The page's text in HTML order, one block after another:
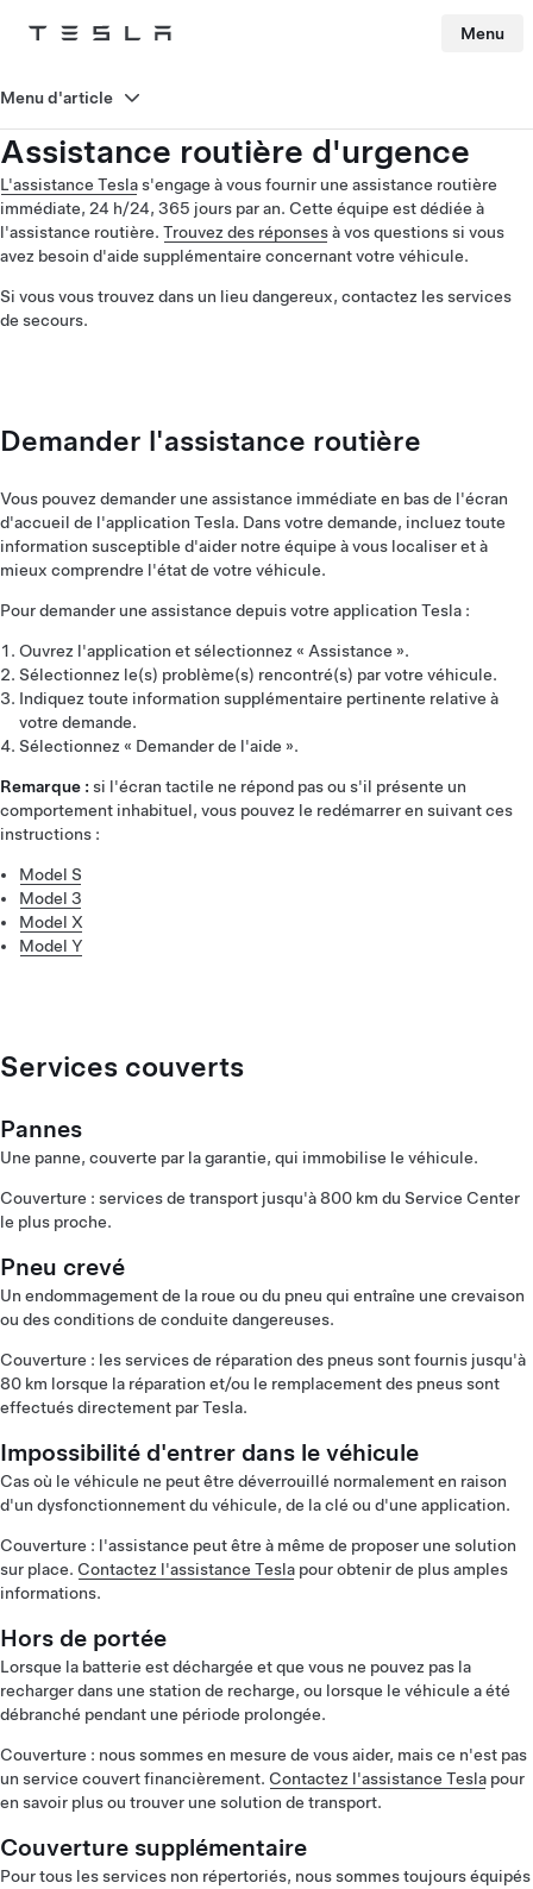
Tesla Menu
Assistance routière d'urgence
L'assistance Teslas'engage à vous fournir une assistance routière
immédiate, 24 h/24, 365 jours par an. Cette équipe est dédiée à
l'assistance routière. Trouvez des réponsesà vos questions si vous
avez besoin d'aide supplémentaire concernant votre véhicule.
Si vous vous trouvez dans un lieu dangereux, contactez les services
de secours.
Demander l'assistance routière
Vous pouvez demander une assistance immédiate en bas de l'écran
d'accueil de l'application Tesla. Dans votre demande, incluez toute
information susceptible d'aider notre équipe à vous localiser et à
mieux comprendre l'état de votre véhicule.
Pour demander une assistance depuis votre application Tesla :
Ouvrez l'application et sélectionnez « Assistance ».
Sélectionnez le(s) problème(s) rencontré(s) par votre véhicule.
Indiquez toute information supplémentaire pertinente relative à
votre demande.
Sélectionnez « Demander de l'aide ».
Remarque : si l'écran tactile ne répond pas ou s'il présente un
comportement inhabituel, vous pouvez le redémarrer en suivant ces
instructions :
Model S
Model 3
Model X
Model Y
Services couverts
Pannes
Une panne, couverte par la garantie, qui immobilise le véhicule.
Couverture : services de transport jusqu'à 800 km du Service Center
le plus proche.
Pneu crevé
Un endommagement de la roue ou du pneu qui entraîne une crevaison
ou des conditions de conduite dangereuses.
Couverture : les services de réparation des pneus sont fournis jusqu'à
80 km lorsque la réparation et/ou le remplacement des pneus sont
effectués directement par Tesla.
Impossibilité d'entrer dans le véhicule
Cas où le véhicule ne peut être déverrouillé normalement en raison
d'un dysfonctionnement du véhicule, de la clé ou d'une application.
Couverture : l'assistance peut être à même de proposer une solution
sur place. Contactez l'assistance Tesla pour obtenir de plus amples
informations.
Hors de portée
Lorsque la batterie est déchargée et que vous ne pouvez pas la
recharger dans une station de recharge, ou lorsque le véhicule a été
débranché pendant une période prolongée.
Couverture : nous sommes en mesure de vous aider, mais ce n'est pas
un service couvert financièrement. Contactez l'assistance Tesla pour
en savoir plus ou trouver une solution de transport.
Couverture supplémentaire
Pour tous les services non répertoriés, nous sommes toujours équipés
Menu d'article